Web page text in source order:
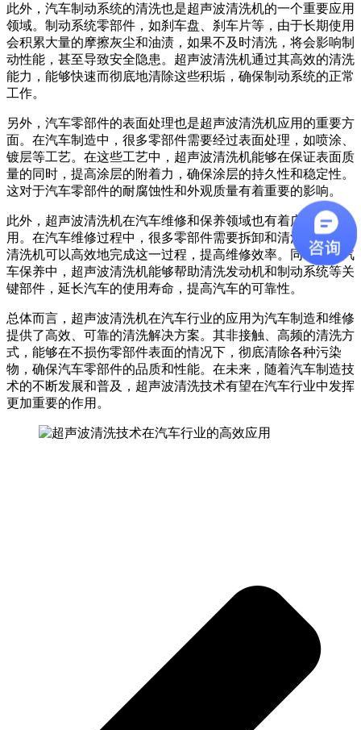
此外，汽车制动系统的清洗也是超声波清洗机的一个重要应用
领域。制动系统零部件，如刹车盘、刹车片等，由于长期使用
会积累大量的摩擦灰尘和油渍，如果不及时清洗，将会影响制
动性能，甚至导致安全隐患。超声波清洗机通过其高效的清洗
能力，能够快速而彻底地清除这些积垢，确保制动系统的正常
工作。
另外，汽车零部件的表面处理也是超声波清洗机应用的重要方
面。在汽车制造中，很多零部件需要经过表面处理，如喷涂、
镀层等工艺。在这些工艺中，超声波清洗机能够在保证表面质
量的同时，提高涂层的附着力，确保涂层的持久性和稳定性。
这对于汽车零部件的耐腐蚀性和外观质量有着重要的影响。
此外，超声波清洗机在汽车维修和保养领域也有着广泛的应
用。在汽车维修过程中，很多零部件需要拆卸和清洗，超声波
清洗机可以高效地完成这一过程，提高维修效率。同时，在汽
车保养中，超声波清洗机能够帮助清洗发动机和制动系统等关
键部件，延长汽车的使用寿命，提高汽车的可靠性。
总体而言，超声波清洗机在汽车行业的应用为汽车制造和维修
提供了高效、可靠的清洗解决方案。其非接触、高频的清洗方
式，能够在不损伤零部件表面的情况下，彻底清除各种污染
物，确保汽车零部件的品质和性能。在未来，随着汽车制造技
术的不断发展和普及，超声波清洗技术有望在汽车行业中发挥
更加重要的作用。